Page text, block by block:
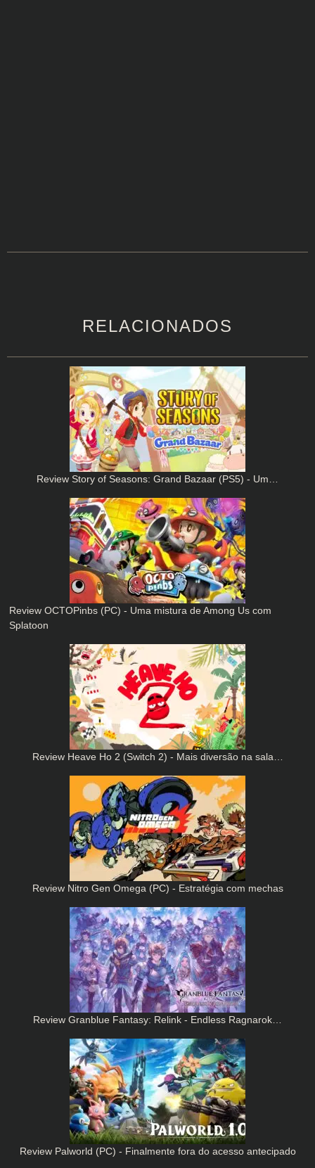
RELACIONADOS
Review Story of Seasons: Grand Bazaar (PS5) - Um…
Review OCTOPinbs (PC) - Uma mistura de Among Us com
Splatoon
Review Heave Ho 2 (Switch 2) - Mais diversão na sala…
Review Nitro Gen Omega (PC) - Estratégia com mechas
Review Granblue Fantasy: Relink - Endless Ragnarok…
Review Palworld (PC) - Finalmente fora do acesso antecipado